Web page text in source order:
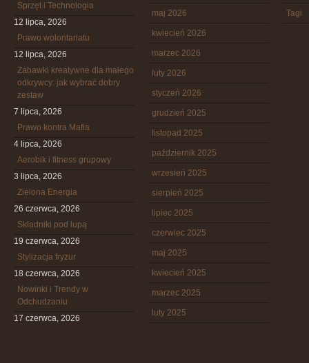
Sprzęt i Technologia
12 lipca, 2026
Prawo wolontariatu
12 lipca, 2026
Zabawki kreatywne dla małego
odkrywcy: jak wybrać dobry
zestaw
7 lipca, 2026
Prawo kontra Mafia
4 lipca, 2026
Aerobik i fitness grupowy
3 lipca, 2026
Zielona Energia
26 czerwca, 2026
Składniki pod lupą
19 czerwca, 2026
Stylizacja fryzur
18 czerwca, 2026
Nowinki i Trendy w
Odchudzaniu
17 czerwca, 2026
maj 2026
kwiecień 2026
marzec 2026
luty 2026
styczeń 2026
grudzień 2025
listopad 2025
październik 2025
wrzesień 2025
sierpień 2025
lipiec 2025
czerwiec 2025
maj 2025
kwiecień 2025
marzec 2025
luty 2025
Tagi